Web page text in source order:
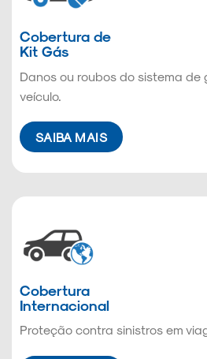
Cobertura de
Kit Gás
Danos ou roubos do sistema de
veículo.
SAIBA MAIS
Cobertura
Internacional
Proteção contra sinistros em